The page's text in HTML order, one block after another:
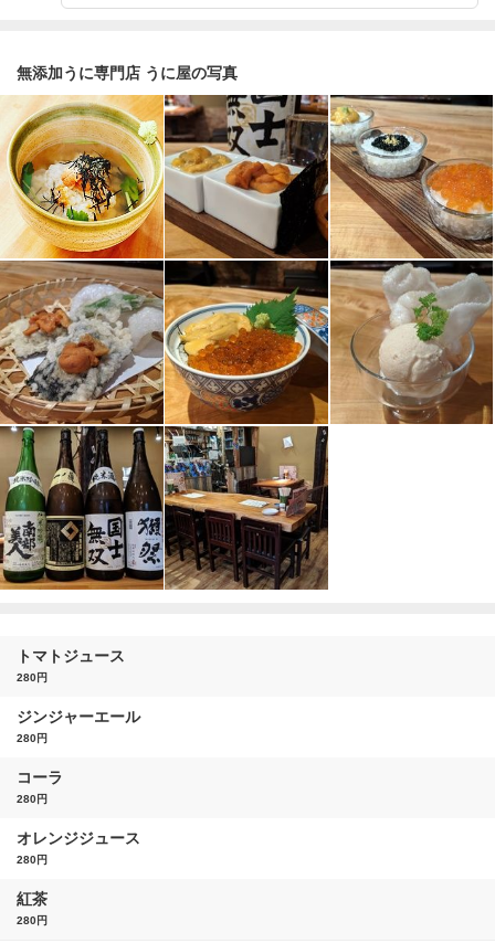
無添加うに専門店 うに屋の写真
トマトジュース
280円
ジンジャーエール
280円
コーラ
280円
オレンジジュース
280円
紅茶
280円